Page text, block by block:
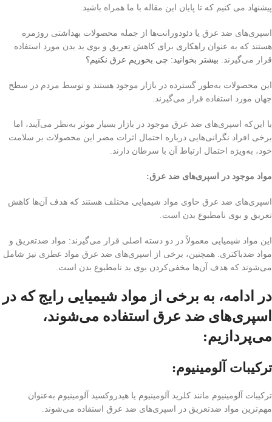
پیشنهاد می کنیم که تا پایان این مقاله با ما همراه باشید.
اسپری‌های ضد عرق یا دئودورانت‌ها از جمله محصولات بهداشتی روزمره
هستند که به عنوان راهکاری برای کاهش تعریق و بوی بد بدن مورد استفاده
قرار می‌گیرند. بیشتر بخوانید: چی بخوریم عرق نکنیم؟
این محصولات به‌طور گسترده در بازار موجود هستند و توسط مردم در سطح
جهان مورد استفاده قرار می‌گیرند.
با این‌که اسپری‌های ضد عرق موجود در بازار بسیار موثر به‌نظر می‌آیند، اما
برخی افراد نگرانی‌هایی درباره احتمال اثرات مضر این محصولات بر سلامت
خود، به‌ویژه احتمال ارتباط آن با سرطان دارند.
مواد موجود در اسپری‌های ضد عرق:
اسپری‌های ضد عرق حاوی مواد شیمیایی مختلف هستند که هدف آن‌ها کاهش
تعریق و بوی نامطبوع بدن است.
این مواد شیمیایی معمولاً در دو دسته اصلی قرار می‌گیرند: مواد ضد‌تعریق و
مواد ضد‌باکتری. همچنین، برخی از اسپری‌های ضد عرق مواد عطری نیز شامل
می‌شوند که هدف آن‌ها مخفی‌کردن بوی بد نامطبوع بدن است.
در ادامه، به برخی از مواد شیمیایی رایج که در
اسپری‌های ضد عرق استفاده می‌شوند،
می‌پردازیم:
ترکیبات آلومینیوم:
ترکیبات آلومینیوم مانند کلرید آلومینیوم یا هیدروکسید آلومینیوم به‌عنوان
مهم‌ترین مواد ضد‌تعریق در اسپری‌های ضد عرق استفاده می‌شوند.